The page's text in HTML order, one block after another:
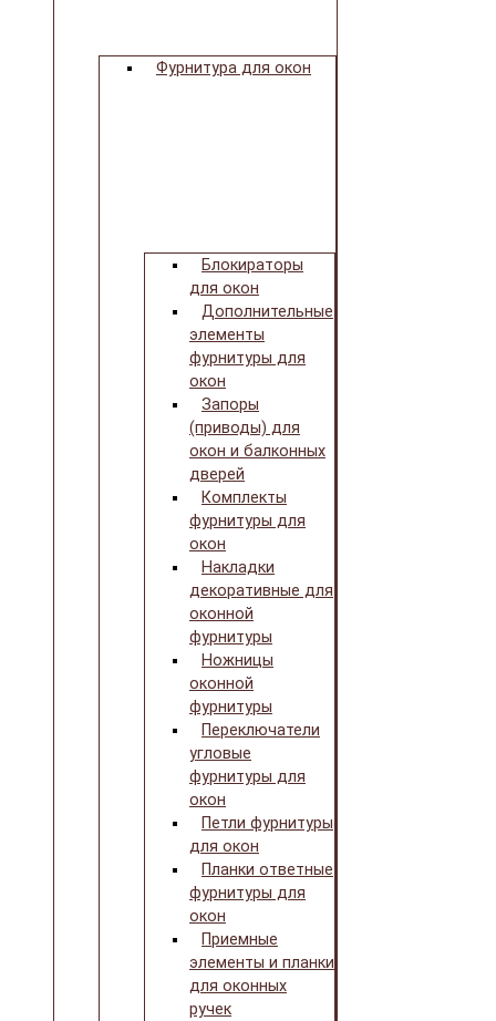
Фурнитура для окон
Блокираторы
для окон
Дополнительные
элементы
фурнитуры для
окон
Запоры
(приводы) для
окон и балконных
дверей
Комплекты
фурнитуры для
окон
Накладки
декоративные для
оконной
фурнитуры
Ножницы
оконной
фурнитуры
Переключатели
угловые
фурнитуры для
окон
Петли фурнитуры
для окон
Планки ответные
фурнитуры для
окон
Приемные
элементы и планки
для оконных
ручек